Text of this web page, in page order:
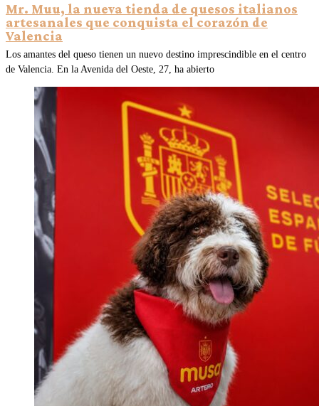
Mr. Muu, la nueva tienda de quesos italianos
artesanales que conquista el corazón de
Valencia
Los amantes del queso tienen un nuevo destino imprescindible en el centro
de Valencia. En la Avenida del Oeste, 27, ha abierto